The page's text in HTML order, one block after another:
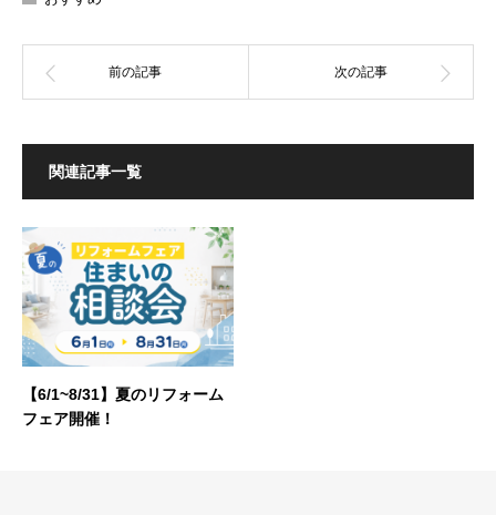
関連記事一覧
【6/1~8/31】夏のリフォーム
フェア開催！